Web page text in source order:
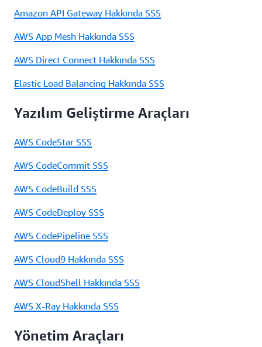
Amazon API Gateway Hakkında SSS
AWS App Mesh Hakkında SSS
AWS Direct Connect Hakkında SSS
Elastic Load Balancing Hakkında SSS
Yazılım Geliştirme Araçları
AWS CodeStar SSS
AWS CodeCommit SSS
AWS CodeBuild SSS
AWS CodeDeploy SSS
AWS CodePipeline SSS
AWS Cloud9 Hakkında SSS
AWS CloudShell Hakkında SSS
AWS X-Ray Hakkında SSS
Yönetim Araçları